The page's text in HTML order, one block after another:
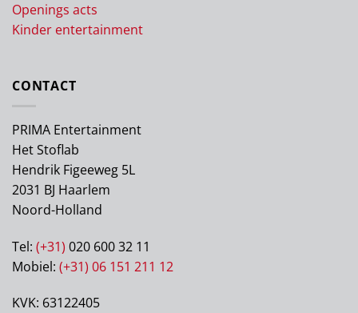
Openings acts
Kinder entertainment
CONTACT
PRIMA Entertainment
Het Stoflab
Hendrik Figeeweg 5L
2031 BJ Haarlem
Noord-Holland
Tel: (+31) 020 600 32 11
Mobiel: (+31) 06 151 211 12
KVK: 63122405